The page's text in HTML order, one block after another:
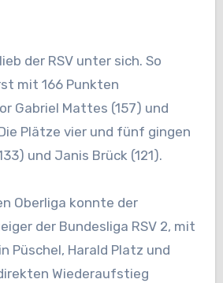
der RSV unter sich. So
mit 166 Punkten
Gabriel Mattes (157) und
Plätze vier und fünf gingen
und Janis Brück (121).
Oberliga konnte der
der Bundesliga RSV 2, mit
Püschel, Harald Platz und
Wiederaufstieg